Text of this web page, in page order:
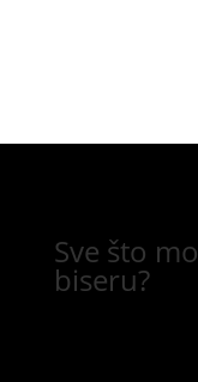
Sve što
biseru?